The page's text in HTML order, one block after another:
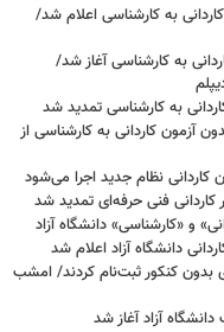
به کارشناسی اعلام شد/
به کارشناسی آغاز شد/
به کارشناسی تمدید شد
آزمون کاردانی به کارشناسی از
نظام جدید اجرا می‌شود
فنی حرفه‌ای تمدید شد
و «کارشناسی» دانشگاه آزاد
دانشگاه آزاد اعلام شد
بدون کنکور ثبت‌نام کردند/ امشب
آزاد آغاز شد